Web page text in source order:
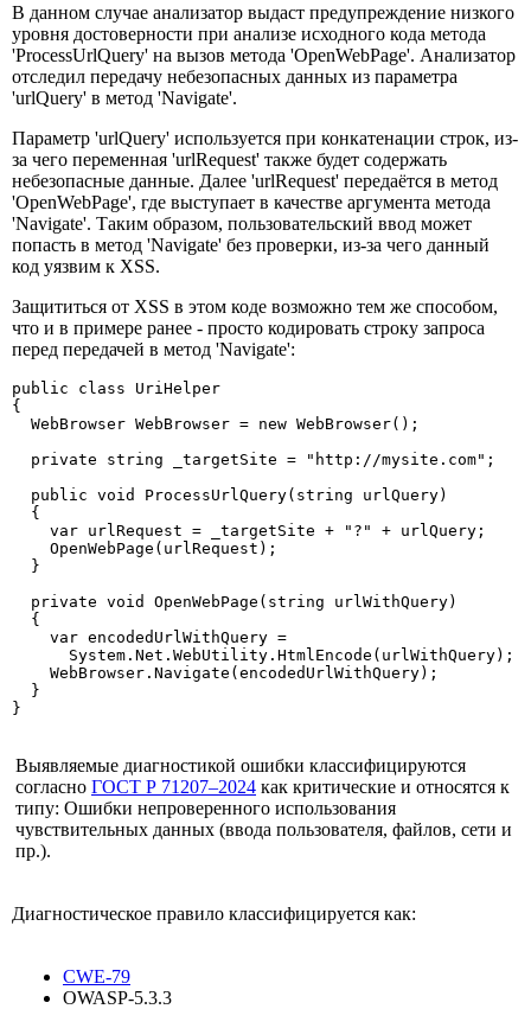
В данном случае анализатор выдаст предупреждение низкого
уровня достоверности при анализе исходного кода метода
'ProcessUrlQuery' на вызов метода 'OpenWebPage'. Анализатор
отследил передачу небезопасных данных из параметра
'urlQuery' в метод 'Navigate'.
Параметр 'urlQuery' используется при конкатенации строк, из-
за чего переменная 'urlRequest' также будет содержать
небезопасные данные. Далее 'urlRequest' передаётся в метод
'OpenWebPage', где выступает в качестве аргумента метода
'Navigate'. Таким образом, пользовательский ввод может
попасть в метод 'Navigate' без проверки, из-за чего данный
код уязвим к XSS.
Защититься от XSS в этом коде возможно тем же способом,
что и в примере ранее - просто кодировать строку запроса
перед передачей в метод 'Navigate':
public class UriHelper
{
  WebBrowser WebBrowser = new WebBrowser();
  private string _targetSite = "http://mysite.com";
  public void ProcessUrlQuery(string urlQuery)
  {
    var urlRequest = _targetSite + "?" + urlQuery;
    OpenWebPage(urlRequest);
  }
  private void OpenWebPage(string urlWithQuery)
  {
    var encodedUrlWithQuery =
      System.Net.WebUtility.HtmlEncode(urlWithQuery);
    WebBrowser.Navigate(encodedUrlWithQuery);
  }
}
Выявляемые диагностикой ошибки классифицируются
согласно ГОСТ Р 71207–2024 как критические и относятся к
типу: Ошибки непроверенного использования
чувствительных данных (ввода пользователя, файлов, сети и
пр.).
Диагностическое правило классифицируется как:
CWE-79
OWASP-5.3.3